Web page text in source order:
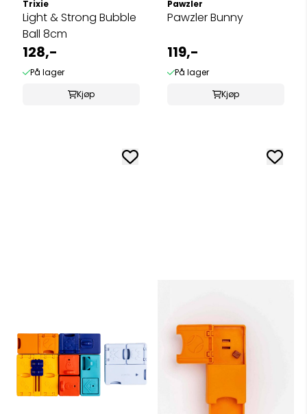
Trixie
Light & Strong Bubble
Ball 8cm
128,-
På lager
Kjøp
Pawzler
Pawzler Bunny
119,-
På lager
Kjøp